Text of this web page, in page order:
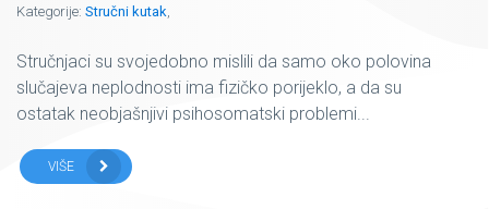
Kategorije: Stručni kutak,
Stručnjaci su svojedobno mislili da samo oko polovina
slučajeva neplodnosti ima fizičko porijeklo, a da su
ostatak neobjašnjivi psihosomatski problemi...
VIŠE